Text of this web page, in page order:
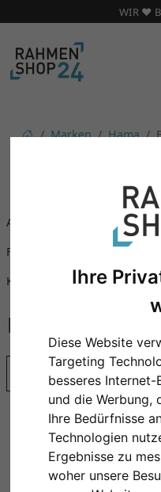
Ihre
Diese Website
Targeting
besseres
und die Werbung,
Ihre Bedürfnisse
Technologien
Ergebnisse zu
woher unsere
WIR ❤️
Marken Hama
Alu Bilderrahmen
Fotorahmen
Kunststoff Bilderrahmen
Bestseller